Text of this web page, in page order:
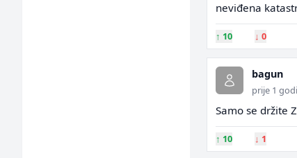
neviđena
↑ 10 ↓ 0
bagun
prije 1
Samo se držite
↑ 10 ↓ 1